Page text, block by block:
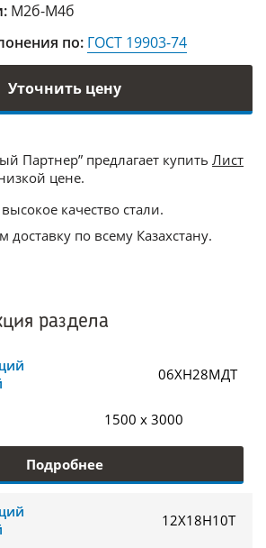
М2б-М4б
по: ГОСТ 19903-74
Уточнить цену
Партнер” предлагает купить Лист
цене.
качество стали.
доставку по всему Казахстану.
раздела
06ХН28МДТ
1500 x 3000
Подробнее
12Х18Н10Т